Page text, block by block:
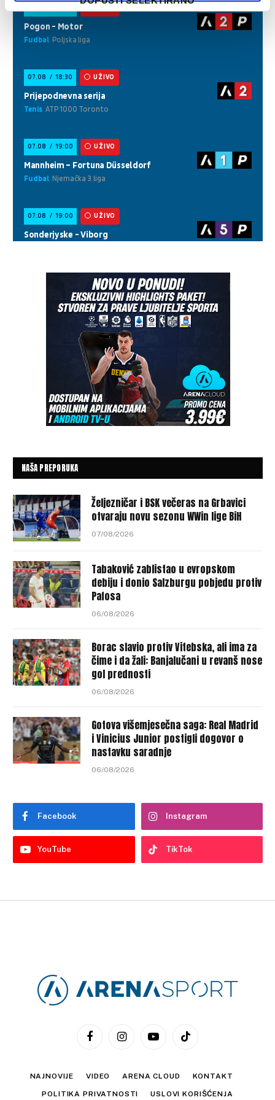
NAŠA PREPORUKA
Željezničar i BSK večeras na Grbavici
otvaraju novu sezonu WWin lige BiH
07/08/2026
Tabaković zablistao u evropskom
debiju i donio Salzburgu pobjedu protiv
Pafosa
06/08/2026
Borac slavio protiv Vitebska, ali ima za
čime i da žali: Banjalučani u revanš nose
gol prednosti
06/08/2026
Gotova višemjesečna saga: Real Madrid
i Vinicius Junior postigli dogovor o
nastavku saradnje
06/08/2026
Facebook Instagram
YouTube TikTok
FacebookInstagramYouTubeTikTok
NAJNOVIJE VIDEO ARENA CLOUD KONTAKT
POLITIKA PRIVATNOSTI USLOVI KORIŠĆENJA